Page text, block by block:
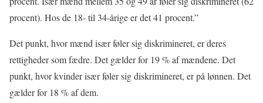
procent). Hos de 18- til 34-årige er det 41 procent.”
Det punkt, hvor mænd især føler sig diskrimineret, er deres
rettigheder som fædre. Det gælder for 19 % af mændene. Det
punkt, hvor kvinder især føler sig diskrimineret, er på lønnen. Det
gælder for 18 % af dem.